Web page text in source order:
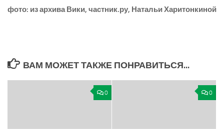
фото: из архива Вики, частник.ру, Натальи Харитонкиной
ВАМ МОЖЕТ ТАКЖЕ ПОНРАВИТЬСЯ...
0 0